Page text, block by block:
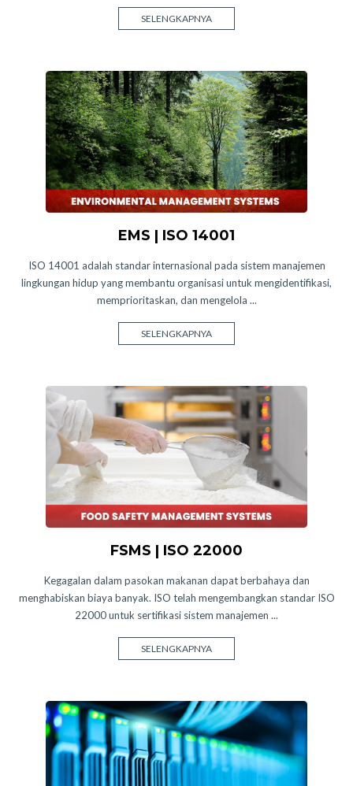
SELENGKAPNYA
EMS | ISO 14001
ISO 14001 adalah standar internasional pada sistem manajemen
lingkungan hidup yang membantu organisasi untuk mengidentifikasi,
memprioritaskan, dan mengelola ...
SELENGKAPNYA
FSMS | ISO 22000
Kegagalan dalam pasokan makanan dapat berbahaya dan
menghabiskan biaya banyak. ISO telah mengembangkan standar ISO
22000 untuk sertifikasi sistem manajemen ...
SELENGKAPNYA